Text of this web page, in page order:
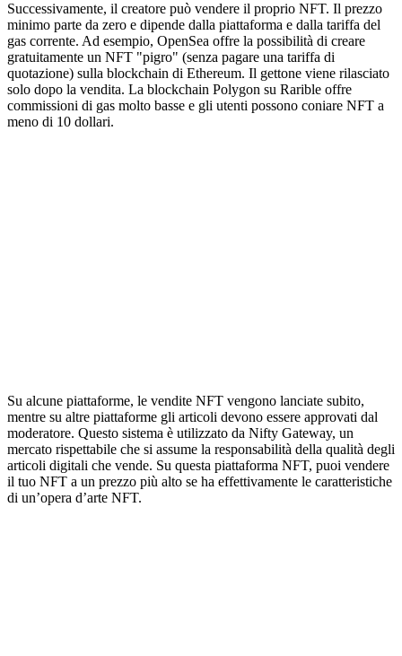
Successivamente, il creatore può vendere il proprio NFT. Il prezzo
minimo parte da zero e dipende dalla piattaforma e dalla tariffa del
gas corrente. Ad esempio, OpenSea offre la possibilità di creare
gratuitamente un NFT "pigro" (senza pagare una tariffa di
quotazione) sulla blockchain di Ethereum. Il gettone viene rilasciato
solo dopo la vendita. La blockchain Polygon su Rarible offre
commissioni di gas molto basse e gli utenti possono coniare NFT a
meno di 10 dollari.
Su alcune piattaforme, le vendite NFT vengono lanciate subito,
mentre su altre piattaforme gli articoli devono essere approvati dal
moderatore. Questo sistema è utilizzato da Nifty Gateway, un
mercato rispettabile che si assume la responsabilità della qualità degli
articoli digitali che vende. Su questa piattaforma NFT, puoi vendere
il tuo NFT a un prezzo più alto se ha effettivamente le caratteristiche
di un’opera d’arte NFT.